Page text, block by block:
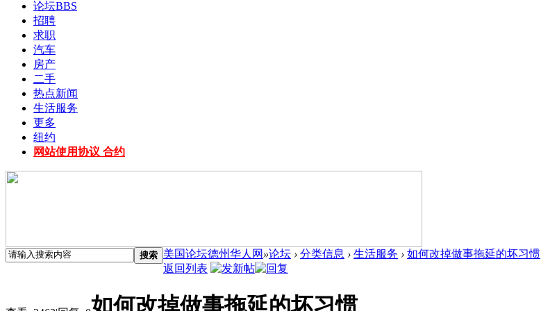
论坛BBS
招聘
求职
汽车
房产
二手
热点新闻
生活服务
更多
纽约
网站使用协议 合约
搜索 美国论坛德州华人网 »论坛 › 分类信息 › 生活服务 › 如何改掉做事拖延的坏习惯
返回列表
如何改掉做事拖延的坏习惯